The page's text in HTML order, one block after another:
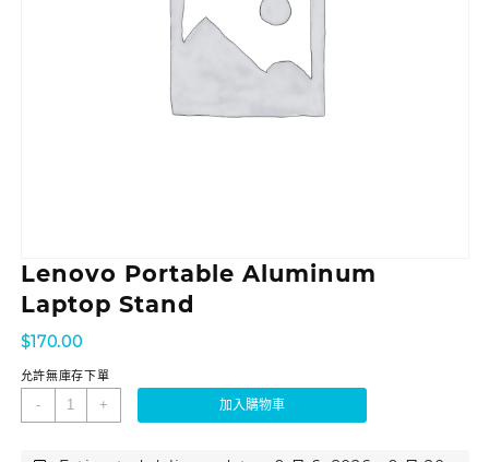
Lenovo Portable Aluminum
Laptop Stand
$170.00
允許無庫存下單
- + 加入購物車